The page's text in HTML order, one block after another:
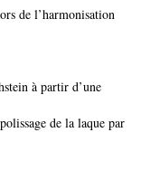
de l’harmonisation
à partir d’une
de la laque par